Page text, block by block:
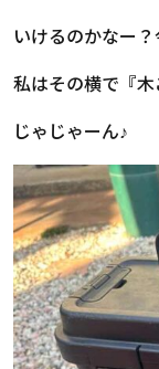
いけるのかなー？
私はその横で『木
じゃじゃーん♪